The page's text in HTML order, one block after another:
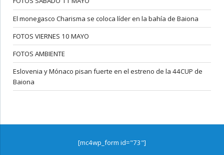
El monegasco Charisma se coloca líder en la bahía de Baiona
FOTOS VIERNES 10 MAYO
FOTOS AMBIENTE
Eslovenia y Mónaco pisan fuerte en el estreno de la 44CUP de
Baiona
[mc4wp_form id="73"]